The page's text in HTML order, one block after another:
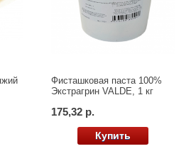
Фисташковая паста 100%
Экстрагрин VALDE, 1 кг
175,32 р.
Купить